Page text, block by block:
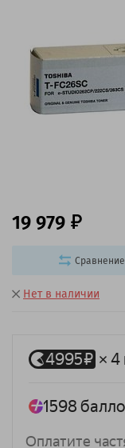
Нет в наличии
19 979
Сравнение